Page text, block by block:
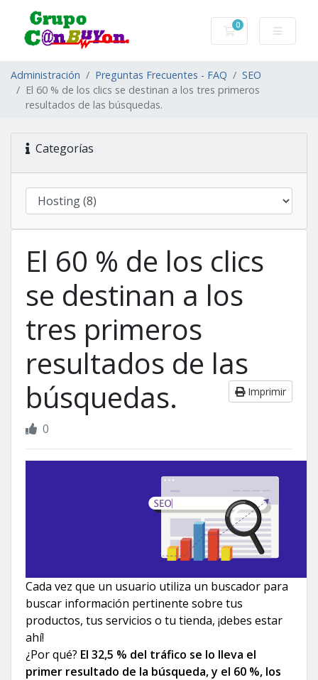
0
Carro de Pedidos
Administración Preguntas Frecuentes - FAQ
SEO
El 60 % de los clics se destinan a los tres primeros
resultados de las búsquedas.
Categorías
El 60 % de los clics
se destinan a los
tres primeros
resultados de las
búsquedas.
Imprimir
0
Cada vez que un usuario utiliza un buscador para
buscar información pertinente sobre tus
productos, tus servicios o tu tienda, ¡debes estar
ahí!
¿Por qué? El 32,5 % del tráfico se lo lleva el
primer resultado de la búsqueda, y el 60 %, los